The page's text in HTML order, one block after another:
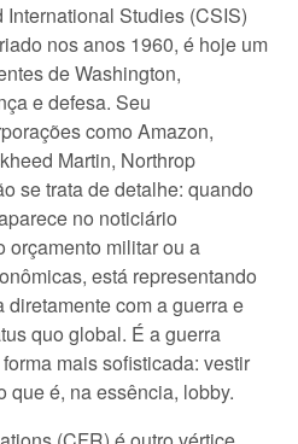
Studies (CSIS)
nos anos 1960, é hoje um
de Washington,
e defesa. Seu
como Amazon,
Martin, Northrop
se trata de detalhe: quando
no noticiário
orçamento militar ou a
está representando
com a guerra e
quo global. É a guerra
mais sofisticada: vestir
que é, na essência, lobby.